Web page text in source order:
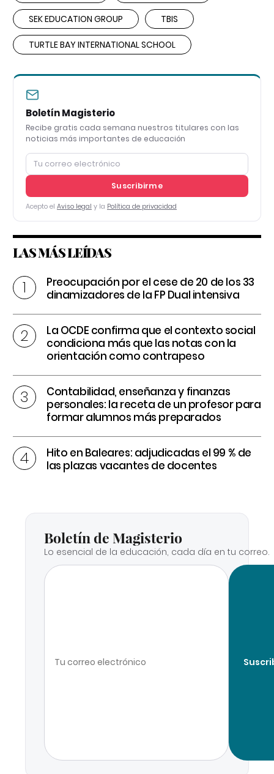
SEK EDUCATION GROUP TBIS
TURTLE BAY INTERNATIONAL SCHOOL
Boletín Magisterio
Recibe gratis cada semana nuestros titulares con las
noticias más importantes de educación
Suscribirme
Acepto el Aviso legal y la Política de privacidad
LAS MÁS LEÍDAS
Preocupación por el cese de 20 de los 33
dinamizadores de la FP Dual intensiva
La OCDE confirma que el contexto social
condiciona más que las notas con la
orientación como contrapeso
Contabilidad, enseñanza y finanzas
personales: la receta de un profesor para
formar alumnos más preparados
Hito en Baleares: adjudicadas el 99 % de
las plazas vacantes de docentes
Boletín de Magisterio
Lo esencial de la educación, cada día en tu correo.